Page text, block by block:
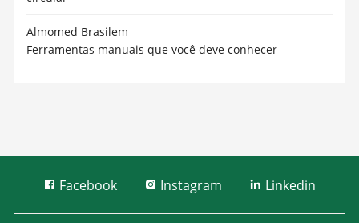
Almomed Brasilem
Ferramentas manuais que você deve conhecer
Facebook Instagram Linkedin